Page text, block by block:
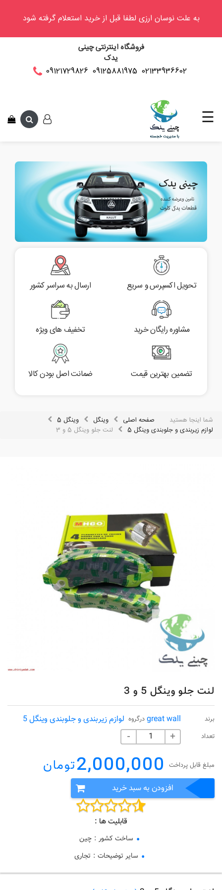
به علت نوسان ارزی لطفا قبل از خرید استعلام گرفته شود
فروشگاه اینترنتی چینی
یدک
02133936602
09125881975
09121729826
وینگل
سی
کاپرا
☰
تحویل اکسپرس و سریع ارسال به سراسر کشور
مشاوره رایگان خرید تخفیف های ویژه
تضمین بهترین قیمت ضمانت اصل بودن کالا
شما اینجا هستید صفحه اصلی وینگل
وینگل 5
لوازم زیربندی و جلوبندی وینگل 5
لنت جلو وینگل 5 و 3
لنت جلو وینگل 5 و 3
برند great wall درگروه لوازم زیربندی و جلوبندی وینگل 5
تعداد - +
مبلغ قابل پرداخت 2,000,000تومان
افزودن به سبد خرید
قابلیت ها :
ساخت کشور : چین
سایر توضیحات : تجاری